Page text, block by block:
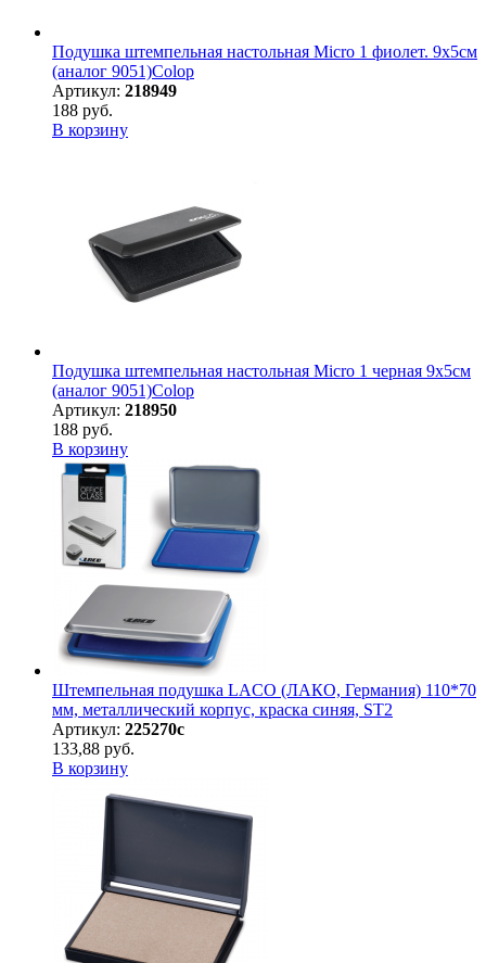
Подушка штемпельная настольная Micro 1 фиолет. 9х5см
(аналог 9051)Colop
Артикул: 218949
188 руб.
В корзину
Подушка штемпельная настольная Micro 1 черная 9х5см
(аналог 9051)Colop
Артикул: 218950
188 руб.
В корзину
Штемпельная подушка LACO (ЛАКО, Германия) 110*70
мм, металлический корпус, краска синяя, ST2
Артикул: 225270с
133,88 руб.
В корзину